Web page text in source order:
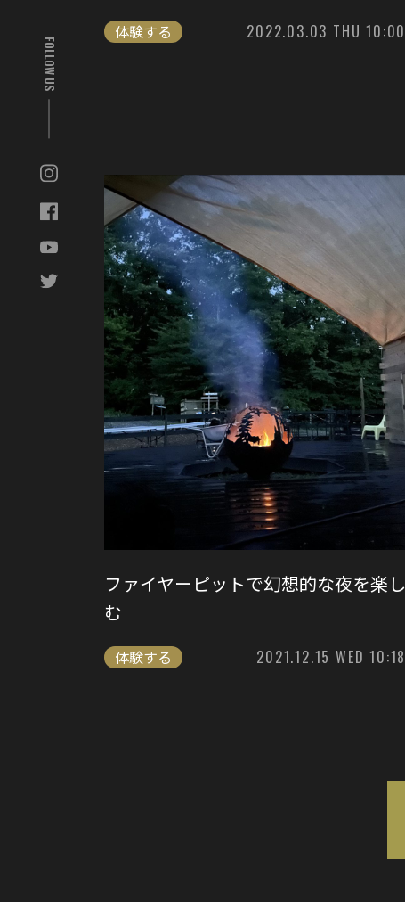
FOLLOW US
体験する 2022.03.03 THU 10:00
ファイヤーピットで幻想的な夜を楽し
む
体験する 2021.12.15 WED 10:18